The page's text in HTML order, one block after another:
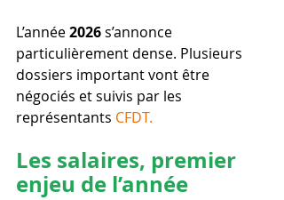
L’année 2026 s’annonce
particulièrement dense. Plusieurs
dossiers important vont être
négociés et suivis par les
représentants CFDT.
Les salaires, premier
enjeu de l’année